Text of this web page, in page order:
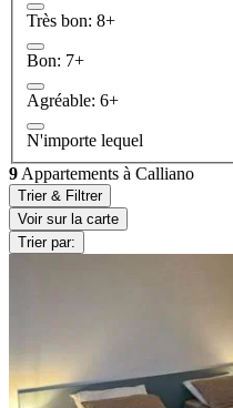
Très bon: 8+
Bon: 7+
Agréable: 6+
N'importe lequel
9 Appartements à Calliano
Trier & Filtrer
Voir sur la carte
Trier par: